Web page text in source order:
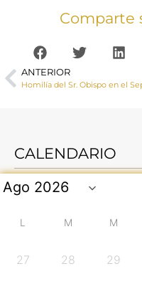
Comparte
ANTERIOR
CALENDARIO
L M M
27 28 29